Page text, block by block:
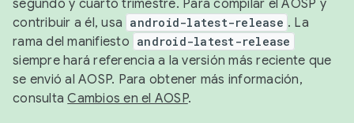
segundo y cuarto trimestre. Para compilar el AOSP y
contribuir a él, usa android-latest-release . La
rama del manifiesto android-latest-release
siempre hará referencia a la versión más reciente que
se envió al AOSP. Para obtener más información,
consultaCambios en el AOSP.